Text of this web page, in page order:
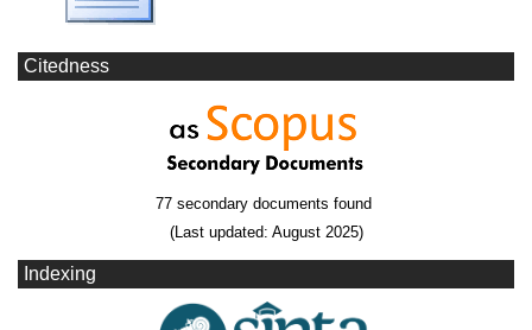
Citedness
77 secondary documents found
(Last updated: August 2025)
Indexing